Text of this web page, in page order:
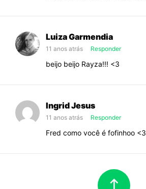
Luiza Garmendia
11 anos atrás Responder
beijo beijo Rayza!!! <3
Ingrid Jesus
11 anos atrás Responder
Fred como você é fofinhoo <3